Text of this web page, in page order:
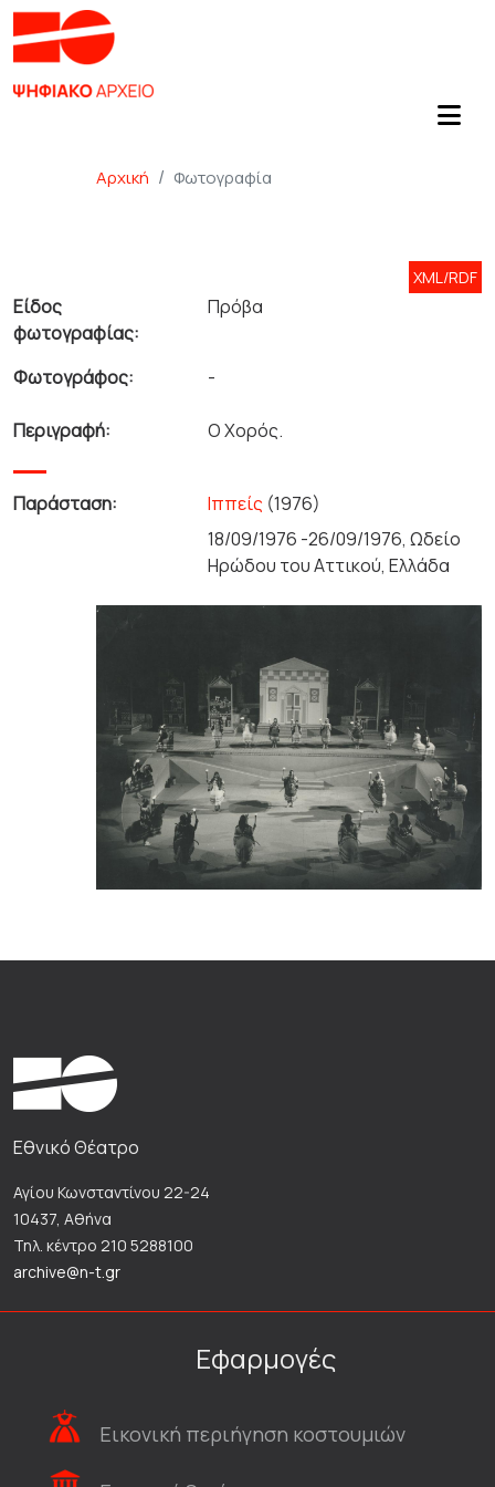
Αρχική Φωτογραφία
XML/RDF
Είδος
φωτογραφίας:
Πρόβα
Φωτογράφος: -
Περιγραφή: Ο Χορός.
Παράσταση: Ιππείς (1976)
18/09/1976 -26/09/1976, Ωδείο
Ηρώδου του Αττικού, Ελλάδα
Εθνικό Θέατρο
Αγίου Κωνσταντίνου 22-24
10437, Αθήνα
Τηλ. κέντρο 210 5288100
archive@n-t.gr
Εφαρμογές
Εικονική περιήγηση κοστουμιών